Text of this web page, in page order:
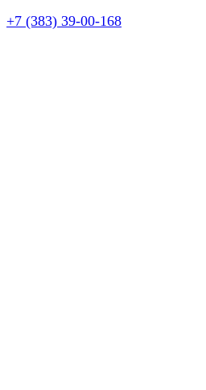
+7 (383) 39-00-168